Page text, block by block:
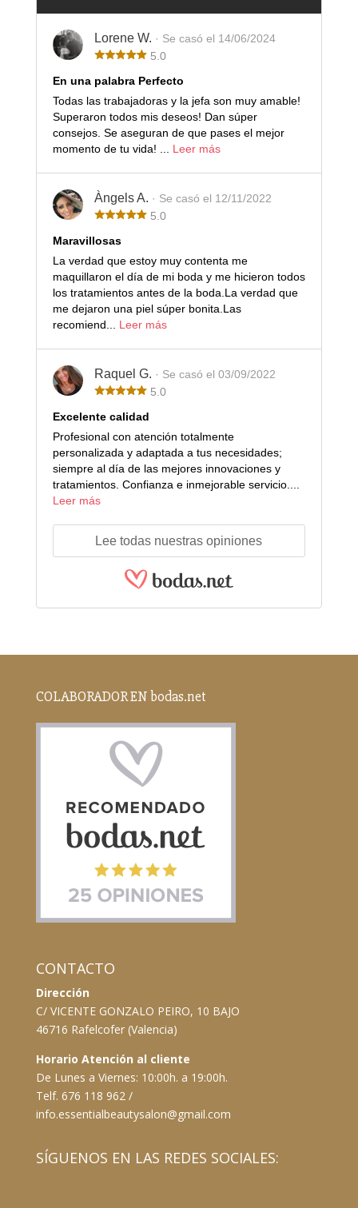
Lorene W. · Se casó el 14/06/2024
5.0
En una palabra Perfecto
Todas las trabajadoras y la jefa son muy amable!
Superaron todos mis deseos! Dan súper
consejos. Se aseguran de que pases el mejor
momento de tu vida! ... Leer más
Àngels A. · Se casó el 12/11/2022
5.0
Maravillosas
La verdad que estoy muy contenta me
maquillaron el día de mi boda y me hicieron todos
los tratamientos antes de la boda.La verdad que
me dejaron una piel súper bonita.Las
recomiend... Leer más
Raquel G. · Se casó el 03/09/2022
5.0
Excelente calidad
Profesional con atención totalmente
personalizada y adaptada a tus necesidades;
siempre al día de las mejores innovaciones y
tratamientos. Confianza e inmejorable servicio....
Leer más
Lee todas nuestras opiniones
COLABORADOR EN bodas.net
CONTACTO
Dirección
C/ VICENTE GONZALO PEIRO, 10 BAJO
46716 Rafelcofer (Valencia)
Horario Atención al cliente
De Lunes a Viernes: 10:00h. a 19:00h.
Telf. 676 118 962 /
info.essentialbeautysalon@gmail.com
SÍGUENOS EN LAS REDES SOCIALES: